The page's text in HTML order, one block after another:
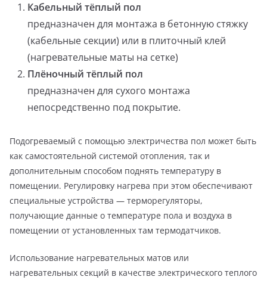
Кабельный тёплый пол
предназначен для монтажа в бетонную стяжку
(кабельные секции) или в плиточный клей
(нагревательные маты на сетке)
Плёночный тёплый пол
предназначен для сухого монтажа
непосредственно под покрытие.
Подогреваемый с помощью электричества пол может быть
как самостоятельной системой отопления, так и
дополнительным способом поднять температуру в
помещении. Регулировку нагрева при этом обеспечивают
специальные устройства — терморегуляторы,
получающие данные о температуре пола и воздуха в
помещении от установленных там термодатчиков.
Использование нагревательных матов или
нагревательных секций в качестве электрического теплого